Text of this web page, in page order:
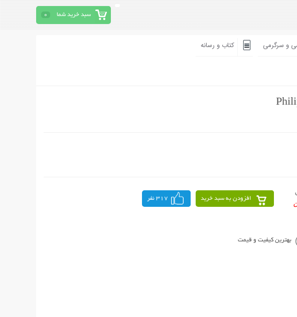
سبد خرید شما 0
و سرگرمی کتاب و رسانه
افزودن به سبد خرید 317 نفر
بهترین کیفیت و قیمت